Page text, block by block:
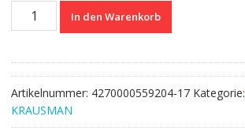
Krausman
Kinderwagen
in
1
Topaz
Lux
Beige
In den Warenkorb
Artikelnummer: 4270000559204-17 Kategorie:
KRAUSMAN